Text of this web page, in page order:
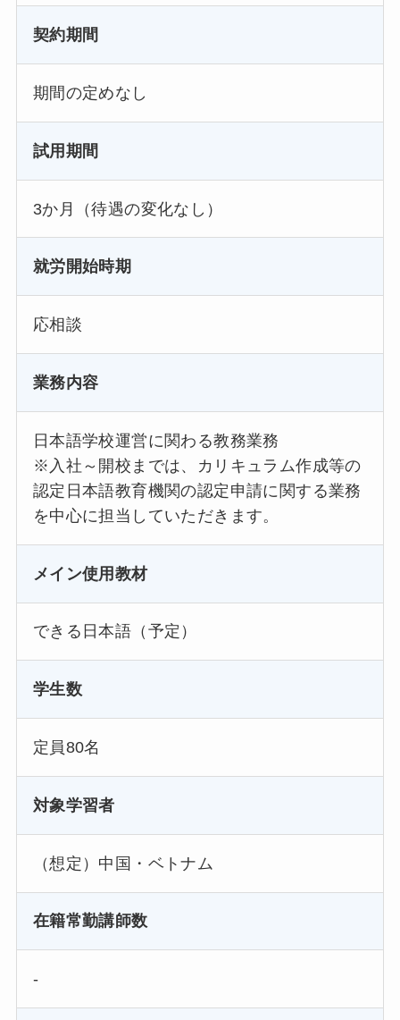
契約期間
期間の定めなし
試用期間
3か月（待遇の変化なし）
就労開始時期
応相談
業務内容
日本語学校運営に関わる教務業務
※入社～開校までは、カリキュラム作成等の
認定日本語教育機関の認定申請に関する業務
を中心に担当していただきます。
メイン使用教材
できる日本語（予定）
学生数
定員80名
対象学習者
（想定）中国・ベトナム
在籍常勤講師数
-